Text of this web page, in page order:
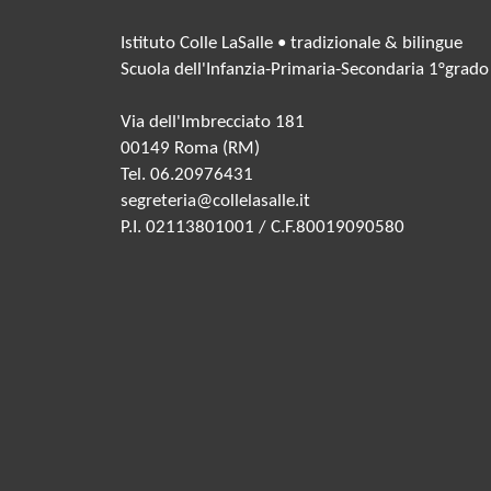
Istituto Colle LaSalle • tradizionale & bilingue
Scuola dell'Infanzia-Primaria-Secondaria 1°grado
Via dell'Imbrecciato 181
00149 Roma (RM)
Tel. 06.20976431
segreteria@collelasalle.it
P.I. 02113801001 / C.F.80019090580